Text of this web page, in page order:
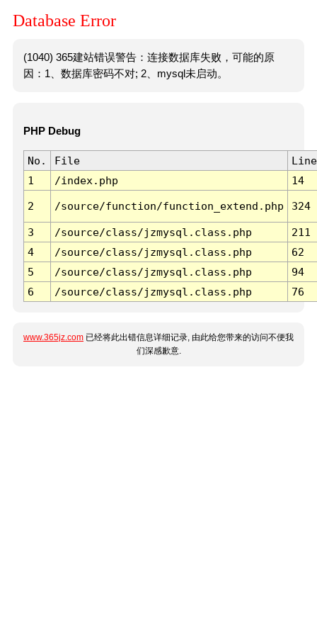
Database Error
(1040) 365建站错误警告：连接数据库失败，可能的原
因：1、数据库密码不对; 2、mysql未启动。
PHP Debug
No. File
Line
1
/index.php 14
2 /source/function/function_extend.php 324
3 /source/class/jzmysql.class.php
211
4
/source/class/jzmysql.class.php
62
5
/source/class/jzmysql.class.php
94
6
/source/class/jzmysql.class.php 76
www.365jz.com 已经将此出错信息详细记录, 由此给您带来的访问不便我
们深感歉意.